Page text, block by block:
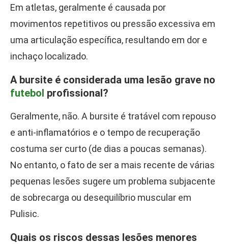
Em atletas, geralmente é causada por
movimentos repetitivos ou pressão excessiva em
uma articulação específica, resultando em dor e
inchaço localizado.
A bursite é considerada uma lesão grave no
futebol profissional?
Geralmente, não. A bursite é tratável com repouso
e anti-inflamatórios e o tempo de recuperação
costuma ser curto (de dias a poucas semanas).
No entanto, o fato de ser a mais recente de várias
pequenas lesões sugere um problema subjacente
de sobrecarga ou desequilíbrio muscular em
Pulisic.
Quais os riscos dessas lesões menores